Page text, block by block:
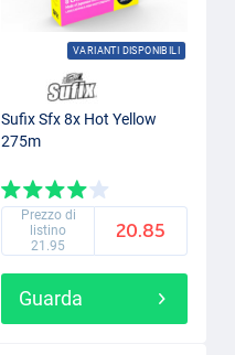
VARIANTI DISPONIBILI
Sufix Sfx 8x Hot Yellow
275m
Prezzo di
listino
21.95
20.85
Guarda